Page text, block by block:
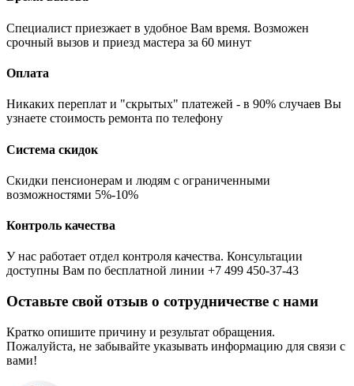
Специалист приезжает в удобное Вам время. Возможен
срочный вызов и приезд мастера за 60 минут
Оплата
Никаких переплат и "скрытых" платежей - в 90% случаев Вы
узнаете стоимость ремонта по телефону
Система скидок
Скидки пенсионерам и людям с ограниченными
возможностями 5%-10%
Контроль качества
У нас работает отдел контроля качества. Консультации
доступны Вам по бесплатной линии +7 499 450-37-43
Оставьте свой отзыв о сотрудничестве с нами
Кратко опишите причину и результат обращения.
Пожалуйста, не забывайте указывать информацию для связи с
вами!